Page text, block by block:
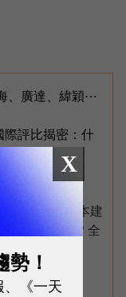
、廣達、緯穎⋯
評比揭密：什
，
打包
你以最適成本建
18《QNAP 全
達Jetson
族群
X
！
《一天